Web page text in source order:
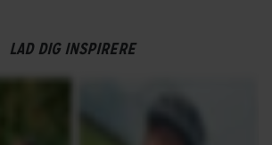
LAD DIG INSPIRERE